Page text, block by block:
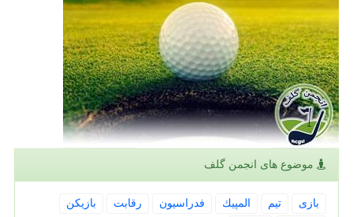
موضوع های انجمن گلف
بازی تیم المپیك فدراسیون رقابت
بازیكن